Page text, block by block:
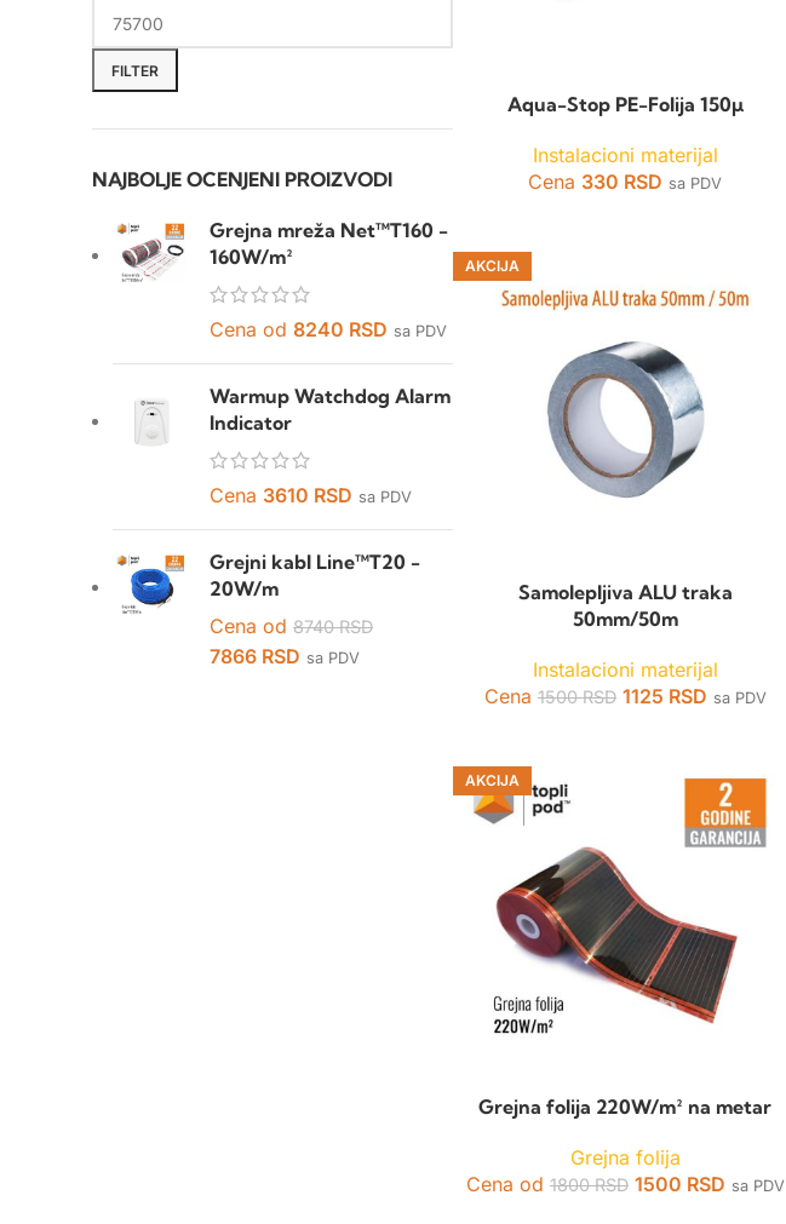
FILTER
NAJBOLJE OCENJENI PROIZVODI
Grejna mreža Net™T160 -
160W/m²
Cena od 8240 RSD sa PDV
Warmup Watchdog Alarm
Indicator
Cena 3610 RSD sa PDV
Grejni kabl Line™T20 -
20W/m
Cena od 8740RSD
7866 RSD sa PDV
Aqua-Stop PE-Folija 150µ
Instalacioni materijal
Cena 330 RSD sa PDV
AKCIJA
Samolepljiva ALU traka
50mm/50m
Instalacioni materijal
Cena 1500RSD 1125 RSD sa PDV
AKCIJA
Grejna folija 220W/m² na metar
Grejna folija
Cena od 1800RSD 1500 RSD sa PDV